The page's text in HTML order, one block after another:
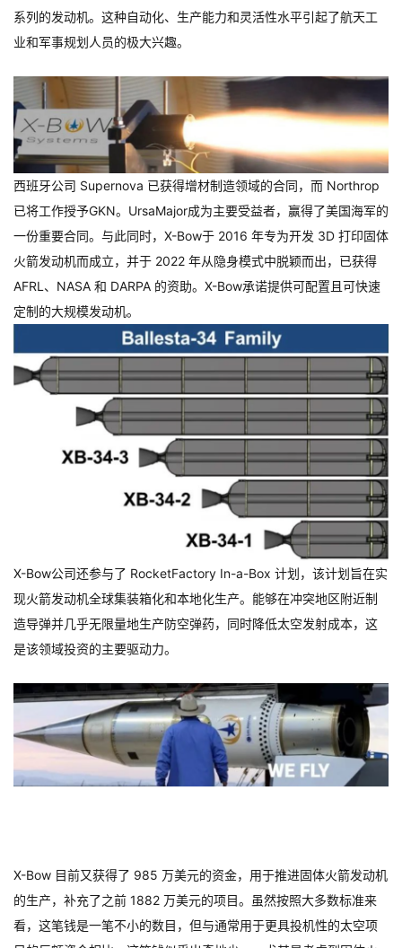
系列的发动机。这种自动化、生产能力和灵活性水平引起了航天工
业和军事规划人员的极大兴趣。
西班牙公司 Supernova 已获得增材制造领域的合同，而 Northrop
已将工作授予GKN。UrsaMajor成为主要受益者，赢得了美国海军的
一份重要合同。与此同时，X-Bow于 2016 年专为开发 3D 打印固体
火箭发动机而成立，并于 2022 年从隐身模式中脱颖而出，已获得
AFRL、NASA 和 DARPA 的资助。X-Bow承诺提供可配置且可快速
定制的大规模发动机。
X-Bow公司还参与了 RocketFactory In-a-Box 计划，该计划旨在实
现火箭发动机全球集装箱化和本地化生产。能够在冲突地区附近制
造导弹并几乎无限量地生产防空弹药，同时降低太空发射成本，这
是该领域投资的主要驱动力。
X-Bow 目前又获得了 985 万美元的资金，用于推进固体火箭发动机
的生产，补充了之前 1882 万美元的项目。虽然按照大多数标准来
看，这笔钱是一笔不小的数目，但与通常用于更具投机性的太空项